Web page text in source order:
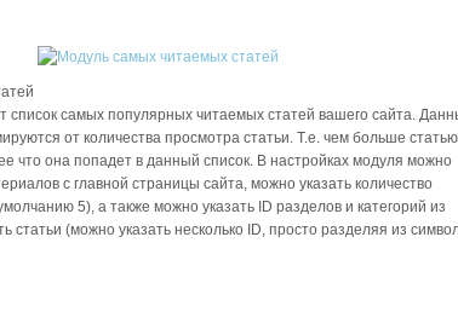
список самых популярных читаемых статей вашего сайта.
от количества просмотра статьи. Т.е. чем больше статью
что она попадет в данный список. В настройках модуля можно
с главной страницы сайта, можно указать количество
5), а также можно указать ID разделов и категорий из
статьи (можно указать несколько ID, просто разделяя из